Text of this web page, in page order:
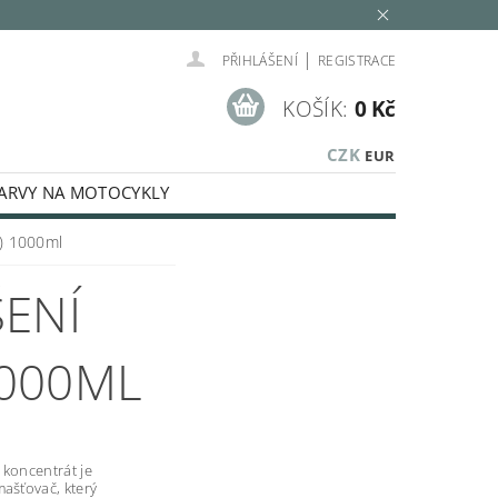
PŘIHLÁŠENÍ | REGISTRACE
CZK EUR
KOŠÍK: 0 Kč
NA MOTOCYKLY
BARVY
SADY
STŘÍKACÍ TECHNIKA, PISTOLE
1000ml
koncentrát je
který